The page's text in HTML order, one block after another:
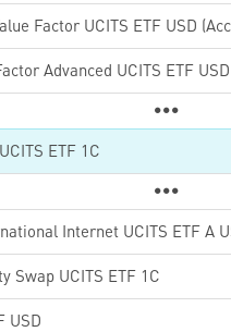
Factor UCITS ETF USD
Advanced UCITS ETF
ETF 1C
Internet UCITS ETF A
Swap UCITS ETF 1C
USD